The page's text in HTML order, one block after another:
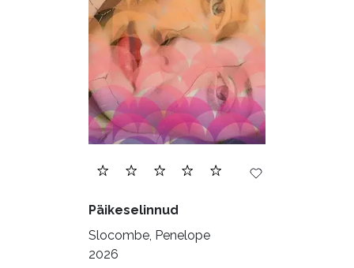
Päikeselinnud
Slocombe, Penelope
2026